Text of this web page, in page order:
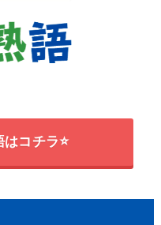
コチラ⭐